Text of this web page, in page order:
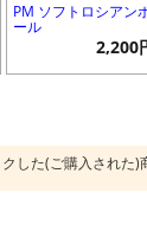
PM ソフトロシアン
ール
2,200
した(ご購入された)